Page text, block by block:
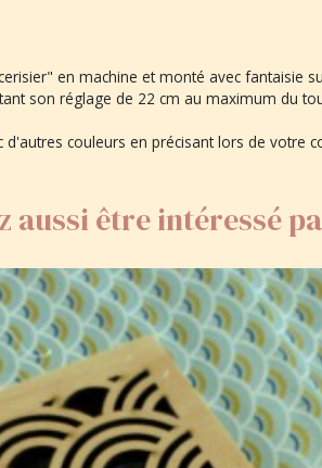
en machine et monté avec fantaisie
son réglage de 22 cm au maximum du
d'autres couleurs en précisant lors de votre
aussi être intéressé